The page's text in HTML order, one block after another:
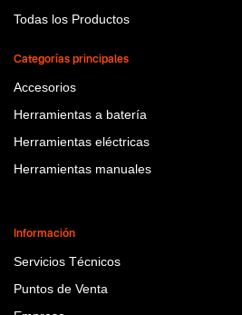
Todas los Productos
Categorías principales
Accesorios
Herramientas a batería
Herramientas eléctricas
Herramientas manuales
Información
Servicios Técnicos
Puntos de Venta